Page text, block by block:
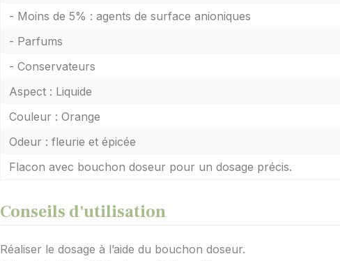
- Moins de 5% : agents de surface anioniques
- Parfums
- Conservateurs
Aspect : Liquide
Couleur : Orange
Odeur : fleurie et épicée
Flacon avec bouchon doseur pour un dosage précis.
Conseils d'utilisation
Réaliser le dosage à l’aide du bouchon doseur.